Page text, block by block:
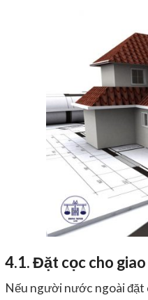
4.1. Đặt cọc cho
Nếu người nước ngoài đặt